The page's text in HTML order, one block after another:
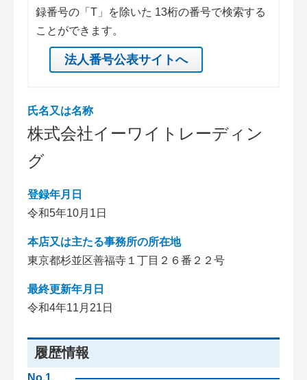
録番号の「T」を除いた 13桁の番号で検索する
ことができます。
法人番号公表サイトへ
氏名又は名称
株式会社イーワイトレーディン
グ
登録年月日
令和5年10月1日
本店又は主たる事務所の所在地
東京都杉並区善福寺１丁目２６番２２号
最終更新年月日
令和4年11月21日
履歴情報
No.1